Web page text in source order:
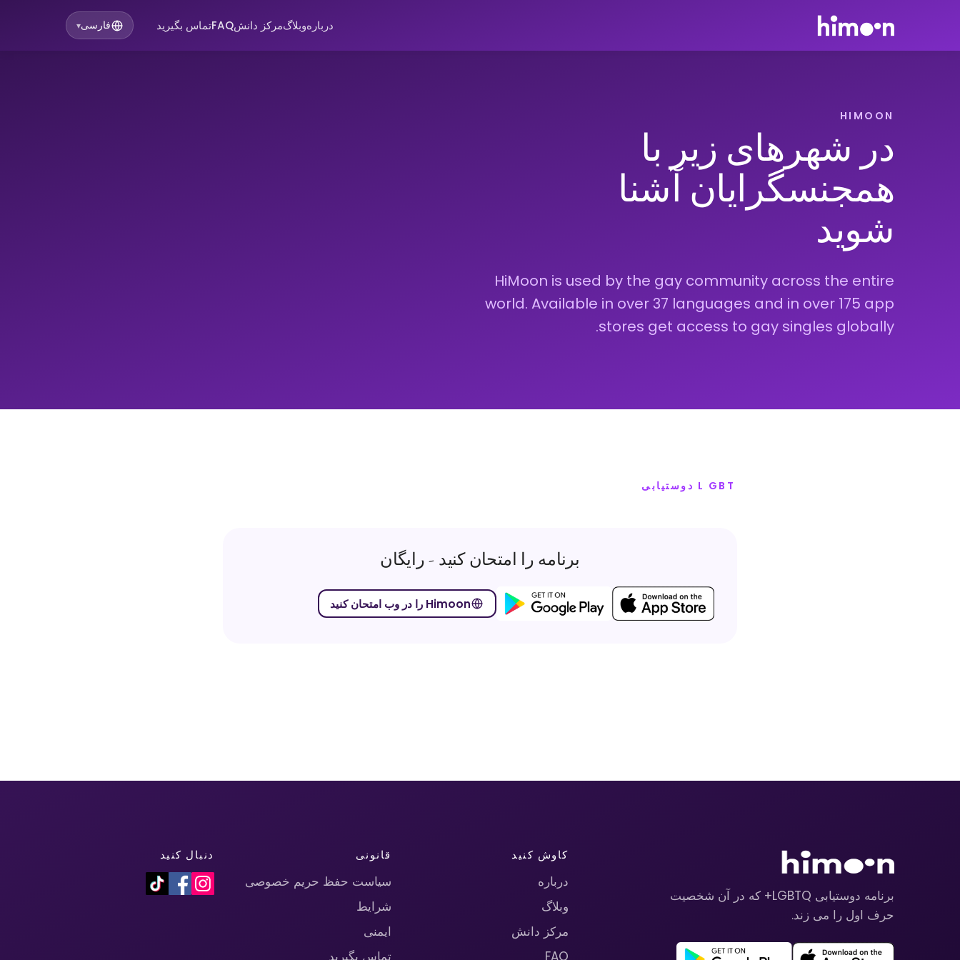
دربارهوبلاگمرکز دانشFAQتماس بگیرید فارسی▾
HIMOON
در شهرهای زیر با
همجنسگرایان آشنا
شوید
HiMoon is used by the gay community across the entire
world. Available in over 37 languages and in over 175 app
stores get access to gay singles globally.
L GBT دوستیابی
برنامه را امتحان کنید - رایگان
Himoon را در وب امتحان کنید
برنامه دوستیابی LGBTQ+ که در آن شخصیت
حرف اول را می زند.
کاوش کنید
درباره
وبلاگ
مرکز دانش
قانونی
سیاست حفظ حریم خصوصی
شرایط
ایمنی
دنبال کنید